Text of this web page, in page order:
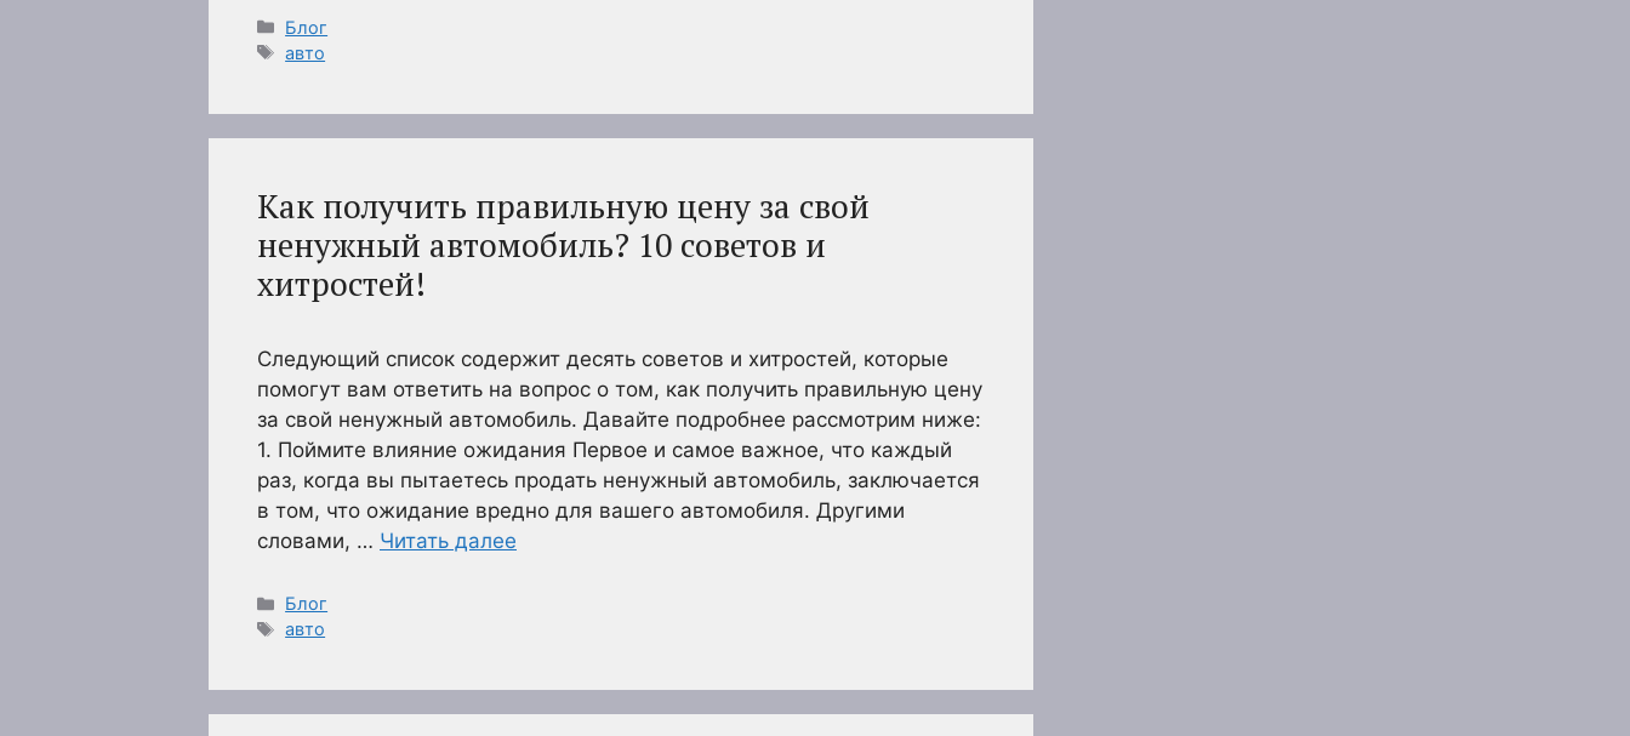
Рубрики
Блог
Метки
авто
Как получить правильную цену за свой
ненужный автомобиль? 10 советов и
хитростей!
Следующий список содержит десять советов и хитростей, которые
помогут вам ответить на вопрос о том, как получить правильную цену
за свой ненужный автомобиль. Давайте подробнее рассмотрим ниже:
1. Поймите влияние ожидания Первое и самое важное, что каждый
раз, когда вы пытаетесь продать ненужный автомобиль, заключается
в том, что ожидание вредно для вашего автомобиля. Другими
словами, … Читать далее
Рубрики
Блог
Метки
авто